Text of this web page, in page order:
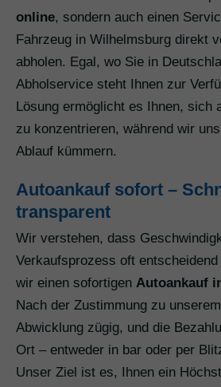
online, sondern auch einen
Fahrzeug in Wilhelmsburg direkt
abholen. Egal, wo Sie in
Abholservice steht Ihnen zur
Lösung ermöglicht es Ihnen, sich
zu konzentrieren, während wir
Ablauf kümmern.
Autoankauf sofort –
transparent
Wir verstehen, dass
Verkaufsprozess oft
wir einen sofortigen Autoankauf
Nach der Zustimmung zu
Abwicklung zügig, und die
Ort – entweder in bar oder per
Unser Ziel ist es, Ihnen ein